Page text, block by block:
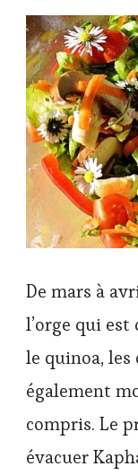
De mars à
l’orge qui
le quinoa, les
également
compris. Le
évacuer